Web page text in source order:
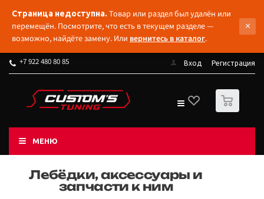
Страница недоступна. Товар или раздел был удалён или
перемещён. Посмотрите, что есть в текущем разделе —
возможно, найдёте замену. Или вернитесь в каталог.
×
+7 922 480 80 85 Вход Регистрация
0
МЕНЮ
Лебёдки, аксессуары и
запчасти к ним